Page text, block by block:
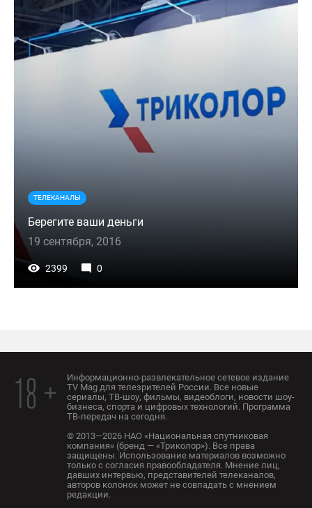
ТЕЛЕКАНАЛЫ
Берегите ваши деньги
19 сентября, 2016
2399 0
18 +
Информационно-развлекательное сетевое издание
TV Mag для телезрителей России. Все новые
сериалы, ТВ-шоу, фильмы, видеоблоги, новости шоу-
бизнеса, спорта и цифровых технологий. Программа
ТВ-передач на сегодня.
© 2013—2026 НАО «Национальная спутниковая
компания» (бренд — «Триколор»). Все права
защищены. Использование материалов возможно
только с согласия правообладателя. Мнение лиц,
давших интервью, представителей телеканалов,
авторов колонок может не совпадать с мнением
редакции.